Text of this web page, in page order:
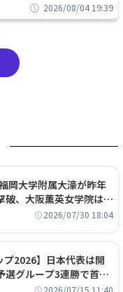
2026/08/04 19:39
岡大学附属大濠が昨年
破、大阪薫英女学院は岐
試合結果2026/07/30 18:04
プ2026】日本代表は開
選グループ3連勝で首位
エジプトに決定